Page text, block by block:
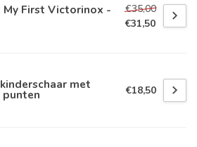
First Victorinox -
€35,00
€31,50
met €18,50